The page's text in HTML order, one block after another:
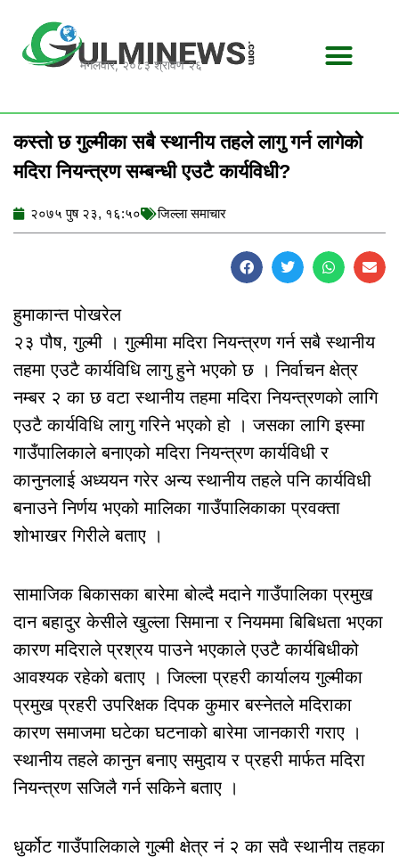
content
मंगलवार, २०८३ श्रावण २६
कस्तो छ गुल्मीका सबै स्थानीय तहले लागु गर्न लागेको
मदिरा नियन्त्रण सम्बन्धी एउटै कार्यविधी?
२०७५ पुष २३, १६:५० जिल्ला समाचार
हुमाकान्त पोखरेल
२३ पौष, गुल्मी । गुल्मीमा मदिरा नियन्त्रण गर्न सबै स्थानीय
तहमा एउटै कार्यविधि लागु हुने भएको छ । निर्वाचन क्षेत्र
नम्बर २ का छ वटा स्थानीय तहमा मदिरा नियन्त्रणको लागि
एउटै कार्यविधि लागु गरिने भएको हो । जसका लागि इस्मा
गाउँपालिकाले बनाएको मदिरा नियन्त्रण कार्यविधी र
कानुनलाई अध्ययन गरेर अन्य स्थानीय तहले पनि कार्यविधी
बनाउने निर्णय भएको मालिका गाउँपालिकाका प्रवक्ता
शोभाखर गिरीले बताए ।
सामाजिक बिकासका बारेमा बोल्दै मदाने गाउँपालिका प्रमुख
दान बहादुर केसीले खुल्ला सिमाना र नियममा बिबिधता भएका
कारण मदिराले प्रश्रय पाउने भएकाले एउटै कार्यबिधीको
आवश्यक रहेको बताए । जिल्ला प्रहरी कार्यालय गुल्मीका
प्रमुख प्रहरी उपरिक्षक दिपक कुमार बस्नेतले मदिराका
कारण समाजमा घटेका घटनाको बारेमा जानकारी गराए ।
स्थानीय तहले कानुन बनाए समुदाय र प्रहरी मार्फत मदिरा
नियन्त्रण सजिलै गर्न सकिने बताए ।
धुर्कोट गाउँपालिकाले गुल्मी क्षेत्र नं २ का सवै स्थानीय तहका